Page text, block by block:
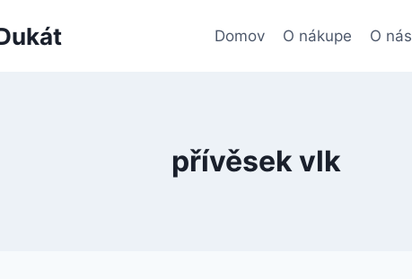
Domov O nákupe O nás
přívěsek vlk